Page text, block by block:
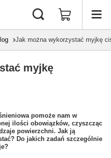
Jak można wykorzystać myjkę
myjkę
pomoże nam w
ilości obowiązków, czyszcząc
powierzchni. Jak ją
Do jakich zadań szczególnie